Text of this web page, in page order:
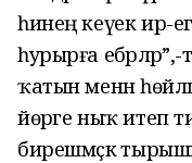
һинең кеүек ир-
һурырға
ҡатын менән
йөрәге ныҡ итеп
бирешмәҫкә